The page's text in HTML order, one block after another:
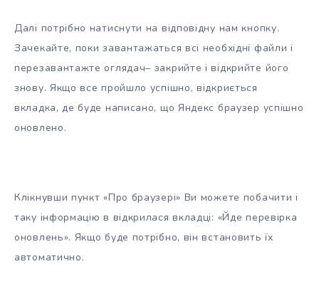
Далі потрібно натиснути на відповідну нам кнопку.
Зачекайте, поки завантажаться всі необхідні файли і
перезавантажте оглядач– закрийте і відкрийте його
знову. Якщо все пройшло успішно, відкриється
вкладка, де буде написано, що Яндекс браузер успішно
оновлено.
Клікнувши пункт «Про браузері» Ви можете побачити і
таку інформацію в відкрилася вкладці: «Йде перевірка
оновлень». Якщо буде потрібно, він встановить їх
автоматично.